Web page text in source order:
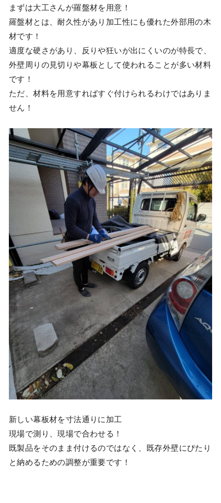
まずは大工さんが羅盤材を用意！
羅盤材とは、耐久性があり加工性にも優れた外部用の木
材です！
適度な硬さがあり、反りや狂いが出にくいのが特長で、
外壁周りの見切りや幕板として使われることが多い材料
です！
ただ、材料を用意すればすぐ付けられるわけではありま
せん！
新しい幕板材を寸法通りに加工
現場で測り、現場で合わせる！
既製品をそのまま付けるのではなく、既存外壁にぴたり
と納めるための調整が重要です！